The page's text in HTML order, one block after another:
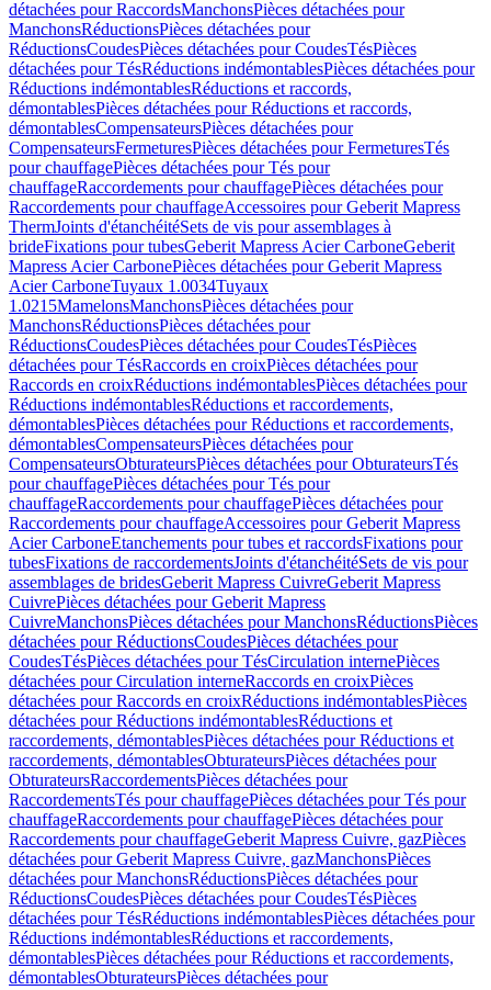
détachées pour RaccordsManchonsPièces détachées pour
ManchonsRéductionsPièces détachées pour
RéductionsCoudesPièces détachées pour CoudesTésPièces
détachées pour TésRéductions indémontablesPièces détachées pour
Réductions indémontablesRéductions et raccords,
démontablesPièces détachées pour Réductions et raccords,
démontablesCompensateursPièces détachées pour
CompensateursFermeturesPièces détachées pour FermeturesTés
pour chauffagePièces détachées pour Tés pour
chauffageRaccordements pour chauffagePièces détachées pour
Raccordements pour chauffageAccessoires pour Geberit Mapress
ThermJoints d'étanchéitéSets de vis pour assemblages à
brideFixations pour tubesGeberit Mapress Acier CarboneGeberit
Mapress Acier CarbonePièces détachées pour Geberit Mapress
Acier CarboneTuyaux 1.0034Tuyaux
1.0215MamelonsManchonsPièces détachées pour
ManchonsRéductionsPièces détachées pour
RéductionsCoudesPièces détachées pour CoudesTésPièces
détachées pour TésRaccords en croixPièces détachées pour
Raccords en croixRéductions indémontablesPièces détachées pour
Réductions indémontablesRéductions et raccordements,
démontablesPièces détachées pour Réductions et raccordements,
démontablesCompensateursPièces détachées pour
CompensateursObturateursPièces détachées pour ObturateursTés
pour chauffagePièces détachées pour Tés pour
chauffageRaccordements pour chauffagePièces détachées pour
Raccordements pour chauffageAccessoires pour Geberit Mapress
Acier CarboneEtanchements pour tubes et raccordsFixations pour
tubesFixations de raccordementsJoints d'étanchéitéSets de vis pour
assemblages de bridesGeberit Mapress CuivreGeberit Mapress
CuivrePièces détachées pour Geberit Mapress
CuivreManchonsPièces détachées pour ManchonsRéductionsPièces
détachées pour RéductionsCoudesPièces détachées pour
CoudesTésPièces détachées pour TésCirculation internePièces
détachées pour Circulation interneRaccords en croixPièces
détachées pour Raccords en croixRéductions indémontablesPièces
détachées pour Réductions indémontablesRéductions et
raccordements, démontablesPièces détachées pour Réductions et
raccordements, démontablesObturateursPièces détachées pour
ObturateursRaccordementsPièces détachées pour
RaccordementsTés pour chauffagePièces détachées pour Tés pour
chauffageRaccordements pour chauffagePièces détachées pour
Raccordements pour chauffageGeberit Mapress Cuivre, gazPièces
détachées pour Geberit Mapress Cuivre, gazManchonsPièces
détachées pour ManchonsRéductionsPièces détachées pour
RéductionsCoudesPièces détachées pour CoudesTésPièces
détachées pour TésRéductions indémontablesPièces détachées pour
Réductions indémontablesRéductions et raccordements,
démontablesPièces détachées pour Réductions et raccordements,
démontablesObturateursPièces détachées pour